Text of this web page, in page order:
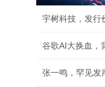
宇树科技，发行
谷歌AI大换血，
张一鸣，罕见发